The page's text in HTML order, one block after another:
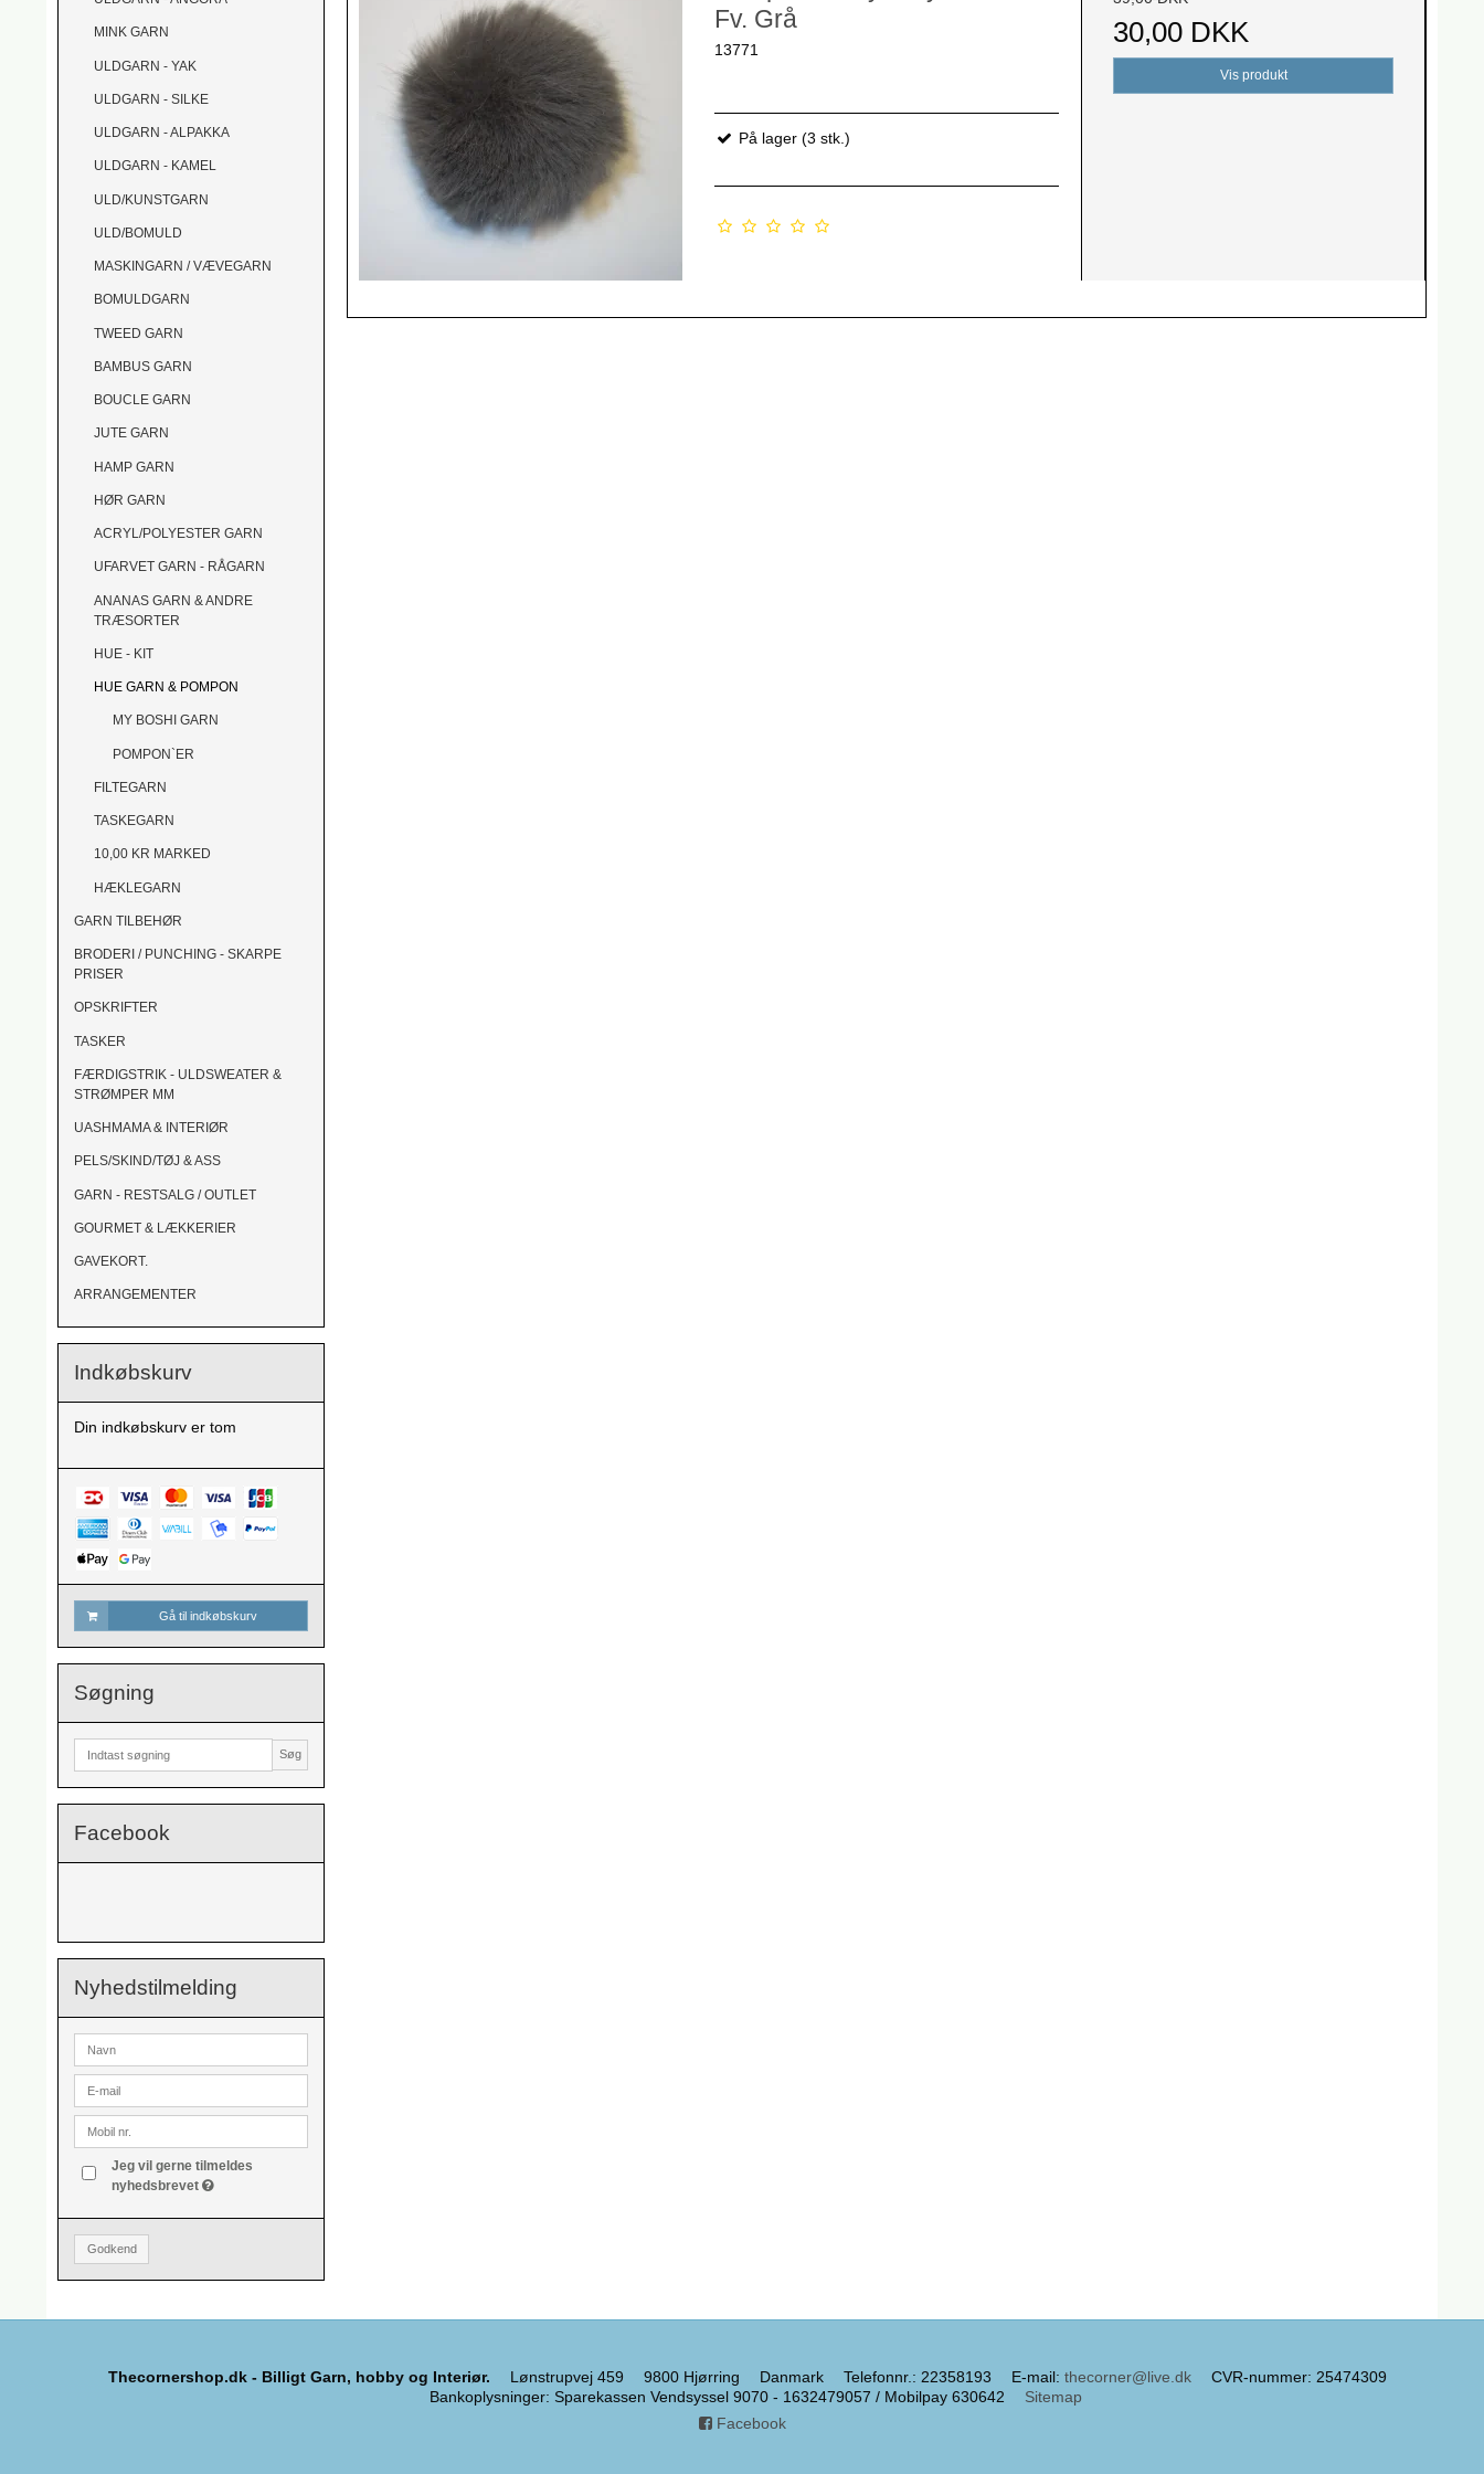
MINK GARN
ULDGARN - YAK
ULDGARN - SILKE
ULDGARN - ALPAKKA
ULDGARN - KAMEL
ULD/KUNSTGARN
ULD/BOMULD
MASKINGARN / VÆVEGARN
BOMULDGARN
TWEED GARN
BAMBUS GARN
BOUCLE GARN
JUTE GARN
HAMP GARN
HØR GARN
ACRYL/POLYESTER GARN
UFARVET GARN - RÅGARN
ANANAS GARN & ANDRE
TRÆSORTER
HUE - KIT
HUE GARN & POMPON
MY BOSHI GARN
POMPON`ER
FILTEGARN
TASKEGARN
10,00 KR MARKED
HÆKLEGARN
GARN TILBEHØR
BRODERI / PUNCHING - SKARPE
PRISER
OPSKRIFTER
TASKER
FÆRDIGSTRIK - ULDSWEATER &
STRØMPER MM
UASHMAMA & INTERIØR
PELS/SKIND/TØJ & ASS
GARN - RESTSALG / OUTLET
GOURMET & LÆKKERIER
GAVEKORT.
ARRANGEMENTER
Indkøbskurv
Din indkøbskurv er tom
Gå til indkøbskurv
Søgning
Søg
Facebook
Nyhedstilmelding
Jeg vil gerne tilmeldes
nyhedsbrevet
Godkend
Fv. Grå
13771
På lager (3 stk.)
30,00 DKK
Vis produkt
Thecornershop.dk - Billigt Garn, hobby og Interiør. Lønstrupvej 459 9800 Hjørring Danmark Telefonnr.: 22358193 E-mail: thecorner@live.dk CVR-nummer: 25474309
Bankoplysninger: Sparekassen Vendsyssel 9070 - 1632479057 / Mobilpay 630642
Sitemap
Facebook